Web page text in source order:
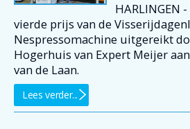
HARLINGEN
vierde prijs van de
Nespressomachine uitgereikt
Hogerhuis van Expert Meijer
van de Laan.
Lees verder...